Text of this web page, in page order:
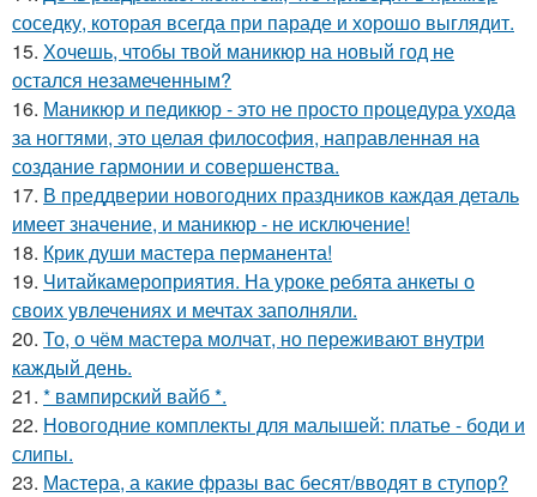
соседку, которая всегда при параде и хорошо выглядит.
15. Хочешь, чтобы твой маникюр на новый год не
остался незамеченным?
16. Маникюр и педикюр - это не просто процедура ухода
за ногтями, это целая философия, направленная на
создание гармонии и совершенства.
17. В преддверии новогодних праздников каждая деталь
имеет значение, и маникюр - не исключение!
18. Крик души мастера перманента!
19. Читайкамероприятия. На уроке ребята анкеты о
своих увлечениях и мечтах заполняли.
20. То, о чём мастера молчат, но переживают внутри
каждый день.
21. * вампирский вайб *.
22. Новогодние комплекты для малышей: платье - боди и
слипы.
23. Мастера, а какие фразы вас бесят/вводят в ступор?